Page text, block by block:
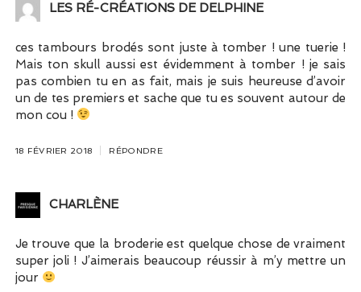
LES RÉ-CRÉATIONS DE DELPHINE
ces tambours brodés sont juste à tomber ! une tuerie !
Mais ton skull aussi est évidemment à tomber ! je sais
pas combien tu en as fait, mais je suis heureuse d’avoir
un de tes premiers et sache que tu es souvent autour de
mon cou !
18 FÉVRIER 2018 RÉPONDRE
CHARLÈNE
Je trouve que la broderie est quelque chose de vraiment
super joli ! J’aimerais beaucoup réussir à m’y mettre un
jour